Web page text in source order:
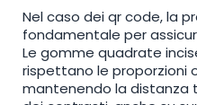
Nel caso dei qr code, la
fondamentale per
Le gomme quadrate
rispettano le proporzioni
mantenendo la distanza